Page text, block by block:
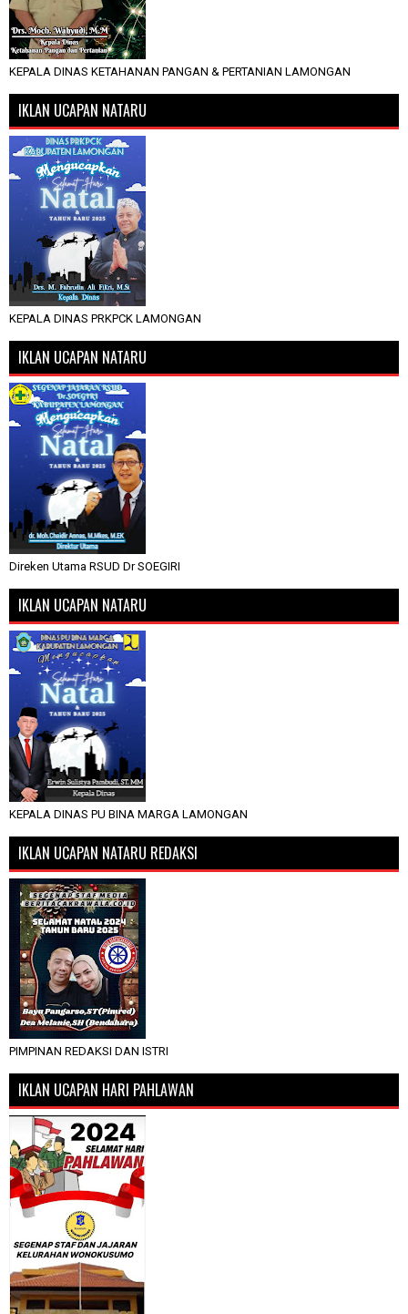
KEPALA DINAS KETAHANAN PANGAN & PERTANIAN LAMONGAN
IKLAN UCAPAN NATARU
KEPALA DINAS PRKPCK LAMONGAN
IKLAN UCAPAN NATARU
Direken Utama RSUD Dr SOEGIRI
IKLAN UCAPAN NATARU
KEPALA DINAS PU BINA MARGA LAMONGAN
IKLAN UCAPAN NATARU REDAKSI
PIMPINAN REDAKSI DAN ISTRI
IKLAN UCAPAN HARI PAHLAWAN